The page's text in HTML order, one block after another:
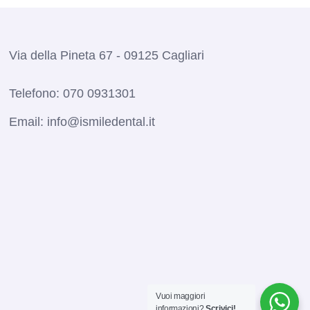
Via della Pineta 67 - 09125 Cagliari
Telefono: 070 0931301
Email: info@ismiledental.it
Vuoi maggiori